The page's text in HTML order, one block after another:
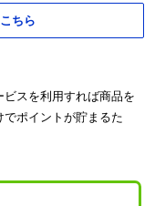
ちら
ビスを利用すれば商品を
ポイントが貯まるた